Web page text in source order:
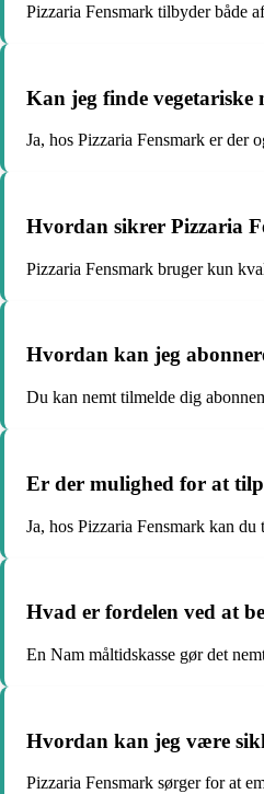
Pizzaria Fensmark tilbyder både
Kan jeg finde vegetariske
Ja, hos Pizzaria Fensmark er der
Hvordan sikrer Pizzaria
Pizzaria Fensmark bruger kun
Hvordan kan jeg
Du kan nemt tilmelde dig
Er der mulighed for at
Ja, hos Pizzaria Fensmark kan
Hvad er fordelen ved at
En Nam måltidskasse gør det
Hvordan kan jeg være
Pizzaria Fensmark sørger for at